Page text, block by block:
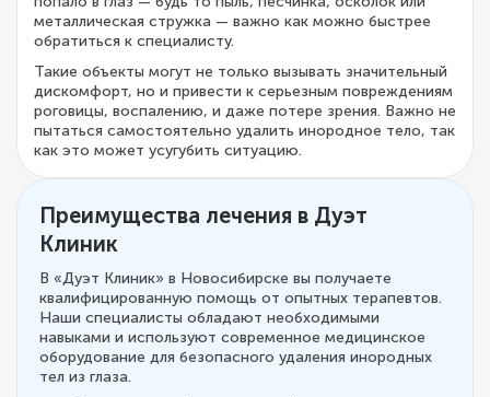
металлическая стружка — важно как можно быстрее
обратиться к специалисту.
Такие объекты могут не только вызывать значительный
дискомфорт, но и привести к серьезным повреждениям
роговицы, воспалению, и даже потере зрения. Важно не
пытаться самостоятельно удалить инородное тело, так
как это может усугубить ситуацию.
Преимущества лечения в Дуэт
Клиник
В «Дуэт Клиник» в Новосибирске вы получаете
квалифицированную помощь от опытных терапевтов.
Наши специалисты обладают необходимыми
навыками и используют современное медицинское
оборудование для безопасного удаления инородных
тел из глаза.